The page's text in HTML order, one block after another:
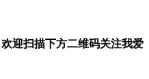
迎扫描下方二维码关注我爱